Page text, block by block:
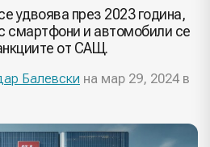
удвоява през 2023 година,
смартфони и автомобили се
от САЩ.
Балевски на мар 29, 2024 в